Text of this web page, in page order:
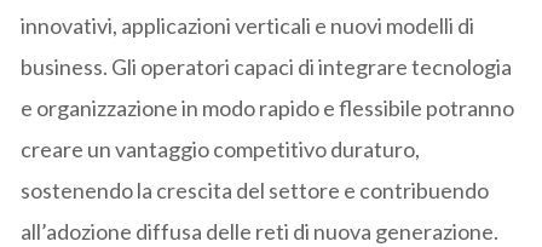
innovativi, applicazioni verticali e nuovi modelli di
business. Gli operatori capaci di integrare tecnologia
e organizzazione in modo rapido e flessibile potranno
creare un vantaggio competitivo duraturo,
sostenendo la crescita del settore e contribuendo
all’adozione diffusa delle reti di nuova generazione.